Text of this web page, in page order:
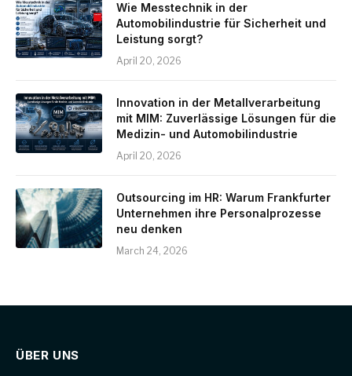
Wie Messtechnik in der
Automobilindustrie für Sicherheit und
Leistung sorgt?
April 20, 2026
Innovation in der Metallverarbeitung
mit MIM: Zuverlässige Lösungen für die
Medizin- und Automobilindustrie
April 20, 2026
Outsourcing im HR: Warum Frankfurter
Unternehmen ihre Personalprozesse
neu denken
March 24, 2026
ÜBER UNS